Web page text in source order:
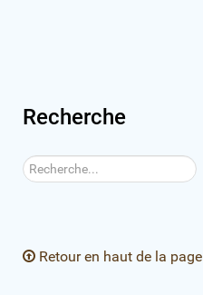
Recherche
Rechercher
Retour en haut de la page